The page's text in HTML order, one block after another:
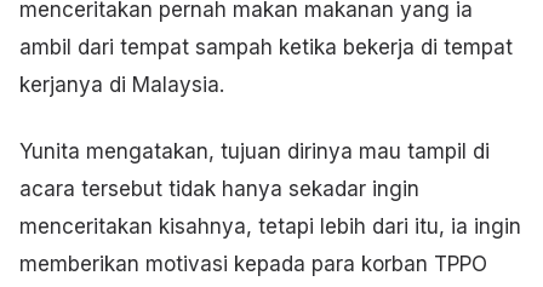
menceritakan pernah makan makanan yang ia
ambil dari tempat sampah ketika bekerja di tempat
kerjanya di Malaysia.
Yunita mengatakan, tujuan dirinya mau tampil di
acara tersebut tidak hanya sekadar ingin
menceritakan kisahnya, tetapi lebih dari itu, ia ingin
memberikan motivasi kepada para korban TPPO